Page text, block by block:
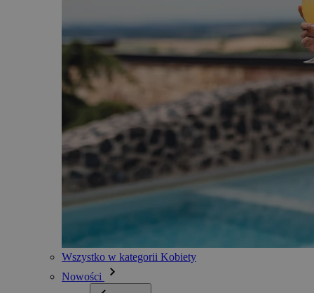
Wszystko w kategorii Kobiety
Nowości